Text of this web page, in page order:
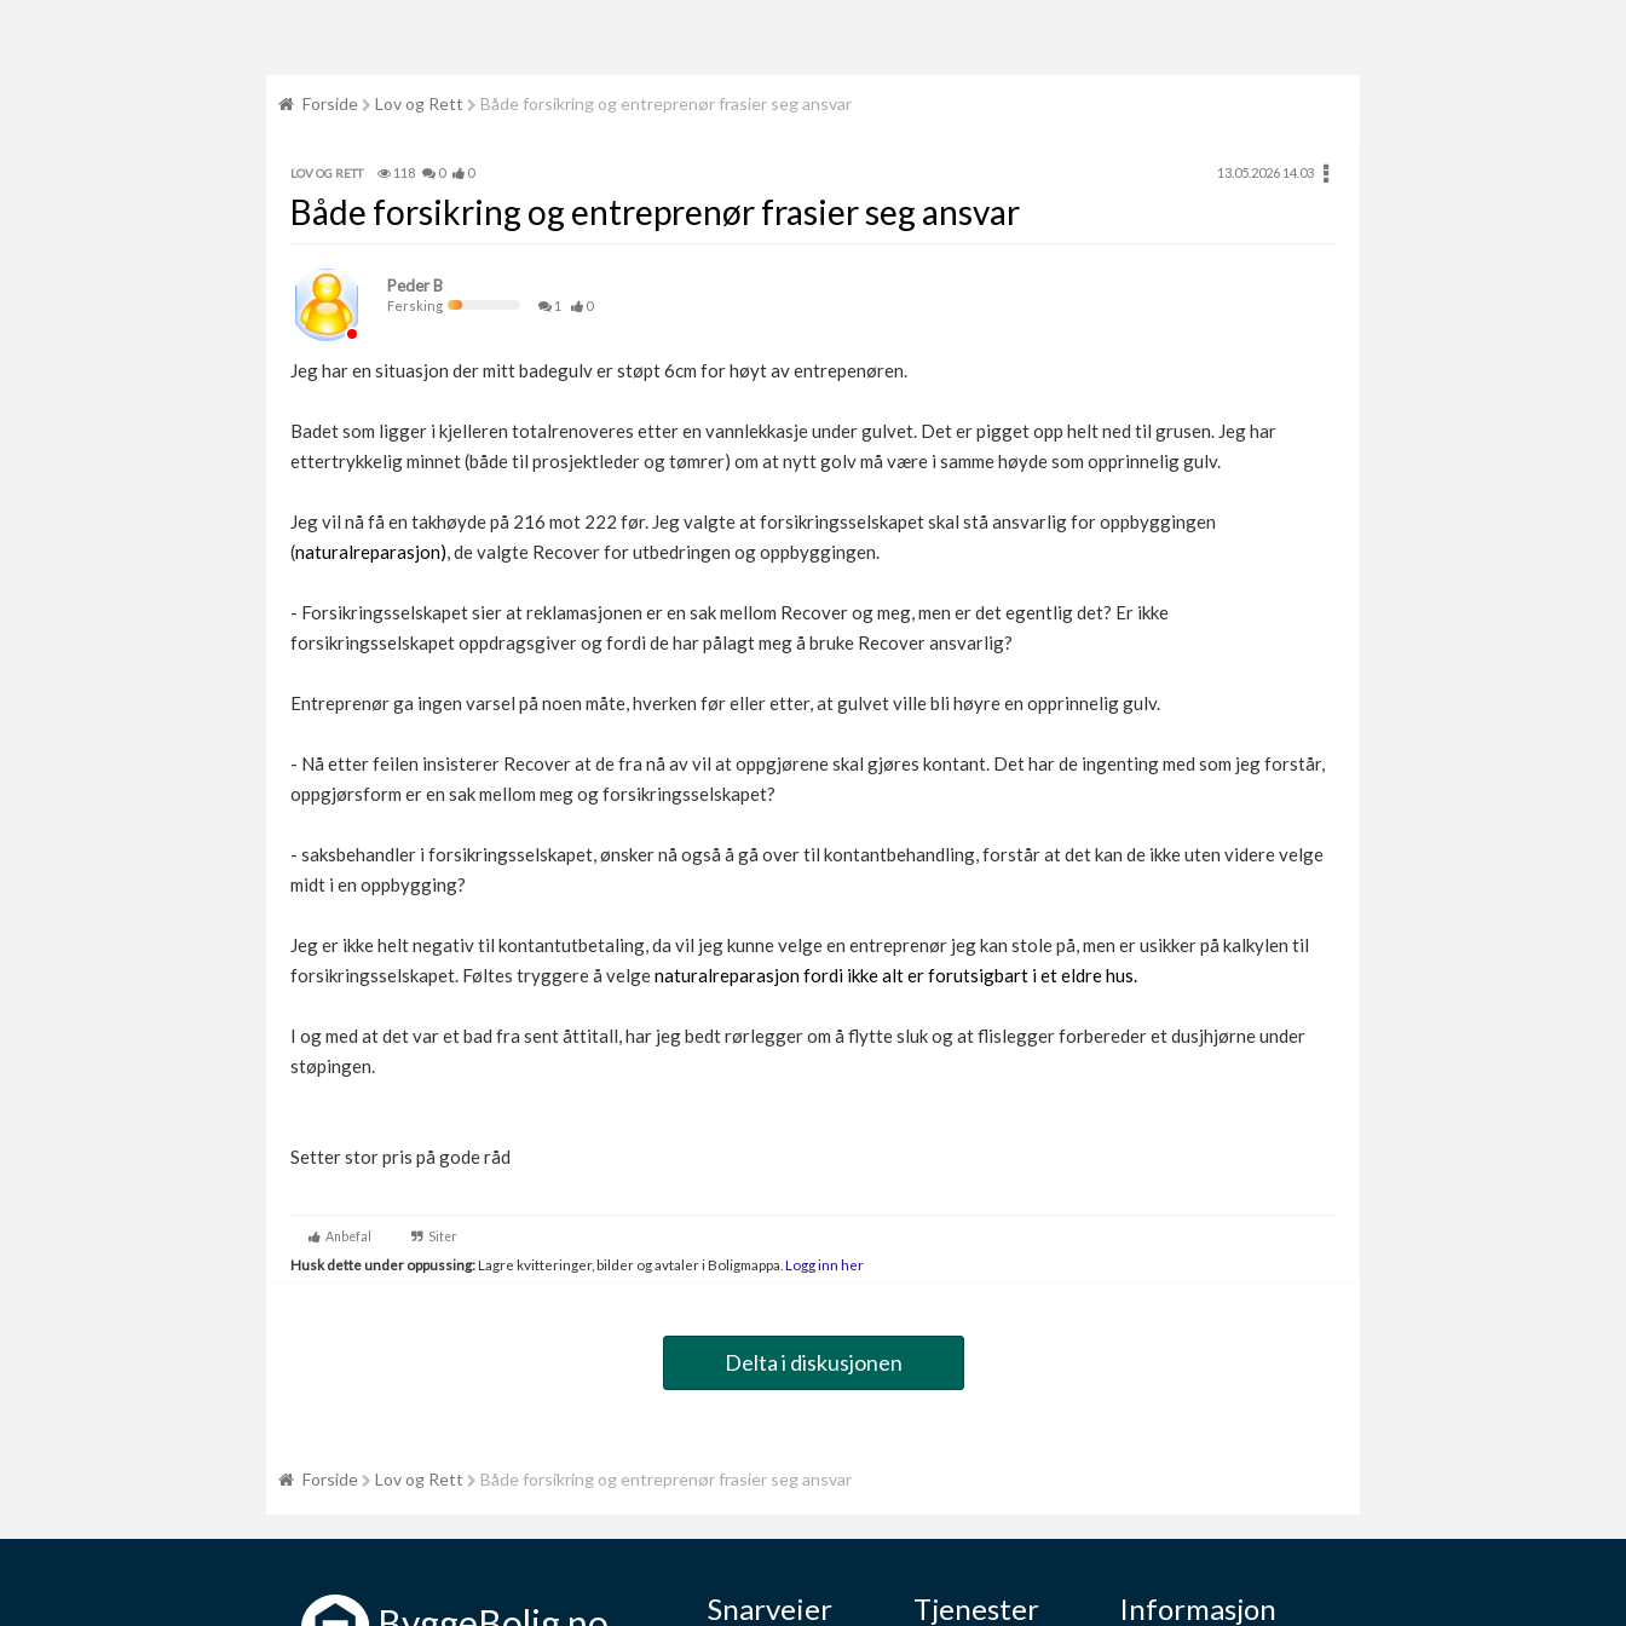
Forside Lov og Rett Både forsikring og entreprenør frasier seg ansvar
LOV OG RETT 118 0 0 13.05.2026 14.03
Både forsikring og entreprenør frasier seg ansvar
Peder B
Fersking 1 0
Jeg har en situasjon der mitt badegulv er støpt 6cm for høyt av entrepenøren.
Badet som ligger i kjelleren totalrenoveres etter en vannlekkasje under gulvet. Det er pigget opp helt ned til grusen. Jeg har
ettertrykkelig minnet (både til prosjektleder og tømrer) om at nytt golv må være i samme høyde som opprinnelig gulv.
Jeg vil nå få en takhøyde på 216 mot 222 før. Jeg valgte at forsikringsselskapet skal stå ansvarlig for oppbyggingen
(naturalreparasjon), de valgte Recover for utbedringen og oppbyggingen.
- Forsikringsselskapet sier at reklamasjonen er en sak mellom Recover og meg, men er det egentlig det? Er ikke
forsikringsselskapet oppdragsgiver og fordi de har pålagt meg å bruke Recover ansvarlig?
Entreprenør ga ingen varsel på noen måte, hverken før eller etter, at gulvet ville bli høyre en opprinnelig gulv.
- Nå etter feilen insisterer Recover at de fra nå av vil at oppgjørene skal gjøres kontant. Det har de ingenting med som jeg forstår,
oppgjørsform er en sak mellom meg og forsikringsselskapet?
- saksbehandler i forsikringsselskapet, ønsker nå også å gå over til kontantbehandling, forstår at det kan de ikke uten videre velge
midt i en oppbygging?
Jeg er ikke helt negativ til kontantutbetaling, da vil jeg kunne velge en entreprenør jeg kan stole på, men er usikker på kalkylen til
forsikringsselskapet. Føltes tryggere å velgenaturalreparasjon fordi ikke alt er forutsigbart i et eldre hus.
I og med at det var et bad fra sent åttitall, har jeg bedt rørlegger om å flytte sluk og at flislegger forbereder et dusjhjørne under
støpingen.
Setter stor pris på gode råd
Anbefal Siter
Husk dette under oppussing:Lagre kvitteringer, bilder og avtaler i Boligmappa. Logg inn her
Delta i diskusjonen
Forside Lov og Rett Både forsikring og entreprenør frasier seg ansvar
Snarveier Tjenester Informasjon